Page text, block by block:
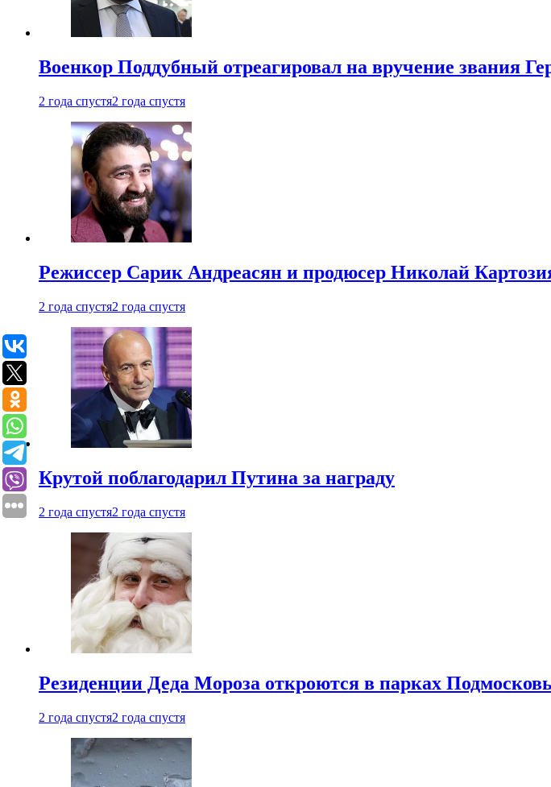
Военкор Поддубный отреагировал на вручение звания
2 года спустя2 года спустя
Режиссер Сарик Андреасян и продюсер Николай
2 года спустя2 года спустя
Крутой поблагодарил Путина за награду
2 года спустя2 года спустя
Резиденции Деда Мороза откроются в парках
2 года спустя2 года спустя